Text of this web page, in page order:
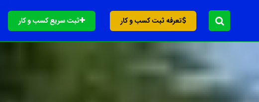
تعرفه ثبت کسب و کار ثبت سریع کسب و کار